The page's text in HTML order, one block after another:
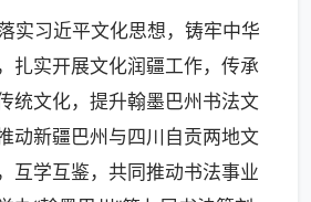
习近平文化思想，铸牢中华
扎实开展文化润疆工作，传承
统文化，提升翰墨巴州书法文
动新疆巴州与四川自贡两地文
互学互鉴，共同推动书法事业